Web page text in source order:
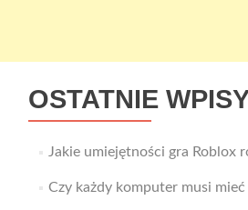
OSTATNIE
Jakie umiejętności gra Roblox
Czy każdy komputer musi